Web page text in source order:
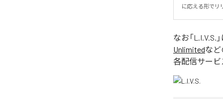
に応える形でリ
なお「L.I.V.S.
Unlimitedなど
各配信サービ